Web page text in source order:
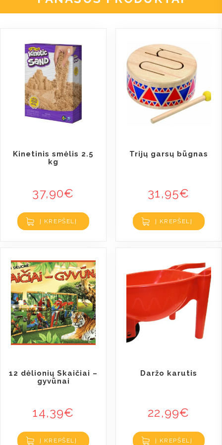
Kinetinis smėlis 2.5
kg
37,90€
Į KREPŠELĮ
Trijų garsų būgnas
31,95€
Į KREPŠELĮ
12 dėlionių Skaičiai –
gyvūnai
14,39€
Į KREPŠELĮ
Daržo karutis
22,99€
Į KREPŠELĮ